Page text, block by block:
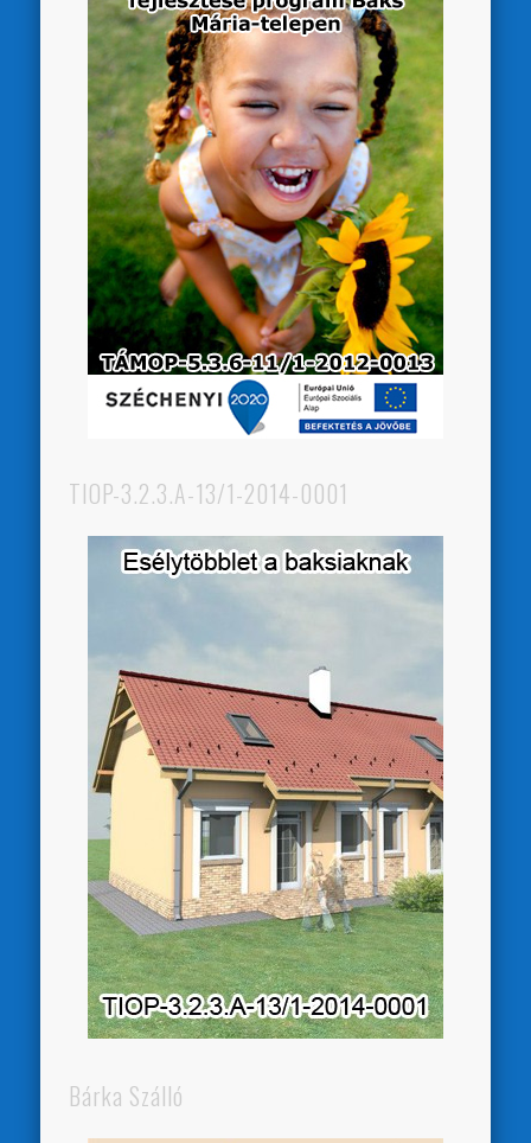
TIOP-3.2.3.A-13/1-2014-0001
Bárka Szálló